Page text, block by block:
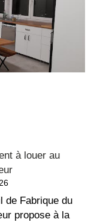
à louer au
de Fabrique du
propose à la